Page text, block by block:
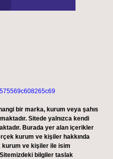
bir marka, kurum veya şahıs
Sitede yalnızca kendi
Burada yer alan içerikler
kurum ve kişiler hakkında
kurum ve kişiler ile isim
bilgiler taslak